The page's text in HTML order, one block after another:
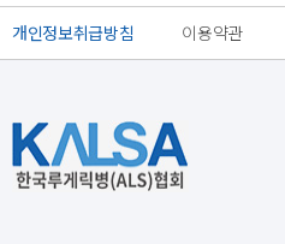
개인정보취급방침 이용약관